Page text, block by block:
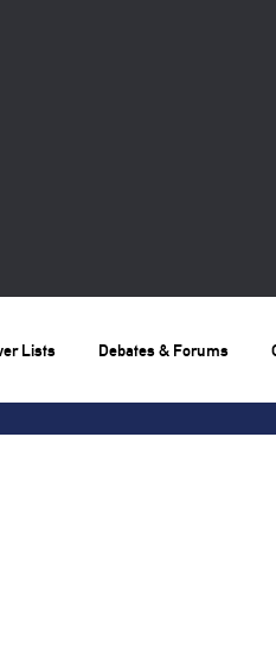
Lists Debates & Forums